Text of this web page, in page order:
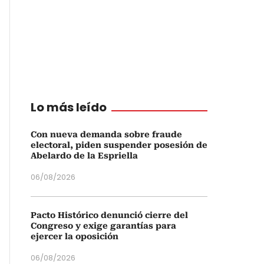
Lo más leído
Con nueva demanda sobre fraude
electoral, piden suspender posesión de
Abelardo de la Espriella
06/08/2026
Pacto Histórico denunció cierre del
Congreso y exige garantías para
ejercer la oposición
06/08/2026